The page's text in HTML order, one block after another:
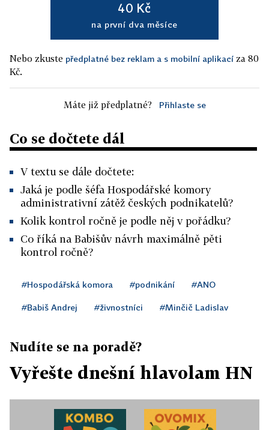
40 Kč
na první dva měsíce
Nebo zkuste předplatné bez reklam a s mobilní aplikací za 80
Kč.
Máte již předplatné? Přihlaste se
Co se dočtete dál
V textu se dále dočtete:
Jaká je podle šéfa Hospodářské komory
administrativní zátěž českých podnikatelů?
Kolik kontrol ročně je podle něj v pořádku?
Co říká na Babišův návrh maximálně pěti
kontrol ročně?
#Hospodářská komora #podnikání #ANO
#Babiš Andrej #živnostníci #Minčič Ladislav
Nudíte se na poradě?
Vyřešte dnešní hlavolam HN